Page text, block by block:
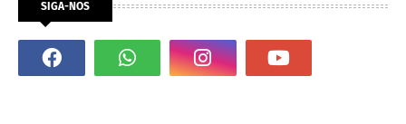
SIGA-NOS